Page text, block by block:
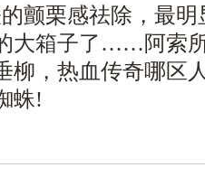
颤栗感祛除，最
大箱子了……阿索
柳，热血传奇哪区
蛛!